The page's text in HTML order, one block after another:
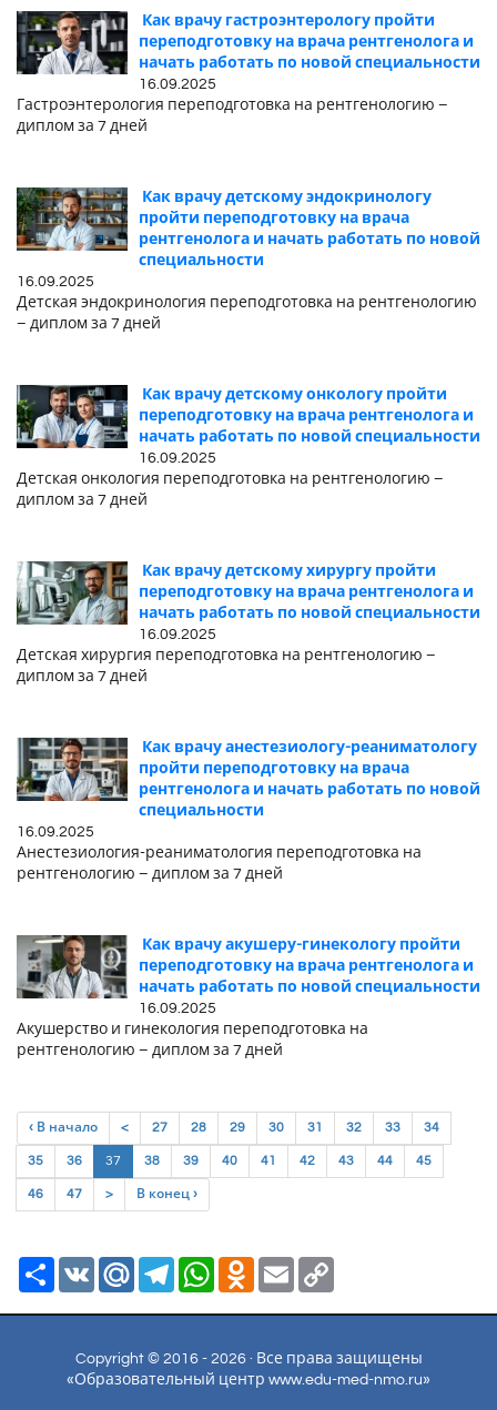
Как врачу гастроэнтерологу пройти
переподготовку на врача рентгенолога и
начать работать по новой специальности
16.09.2025
Гастроэнтерология переподготовка на рентгенологию –
диплом за 7 дней
Как врачу детскому эндокринологу
пройти переподготовку на врача
рентгенолога и начать работать по новой
специальности
16.09.2025
Детская эндокринология переподготовка на рентгенологию
– диплом за 7 дней
Как врачу детскому онкологу пройти
переподготовку на врача рентгенолога и
начать работать по новой специальности
16.09.2025
Детская онкология переподготовка на рентгенологию –
диплом за 7 дней
Как врачу детскому хирургу пройти
переподготовку на врача рентгенолога и
начать работать по новой специальности
16.09.2025
Детская хирургия переподготовка на рентгенологию –
диплом за 7 дней
Как врачу анестезиологу-реаниматологу
пройти переподготовку на врача
рентгенолога и начать работать по новой
специальности
16.09.2025
Анестезиология-реаниматология переподготовка на
рентгенологию – диплом за 7 дней
Как врачу акушеру-гинекологу пройти
переподготовку на врача рентгенолога и
начать работать по новой специальности
16.09.2025
Акушерство и гинекология переподготовка на
рентгенологию – диплом за 7 дней
‹ В начало < 27 28 29 30 31 32 33 34
35 36 37 (current)
38 39 40 41 42 43 44 45
46 47 > В конец ›
РесурсVK Mail.Ru TelegramWhatsAppOdnoklassniki
Email
Copyright © 2016 - 2026 · Все права защищены
«Образовательный центр www.edu-med-nmo.ru»